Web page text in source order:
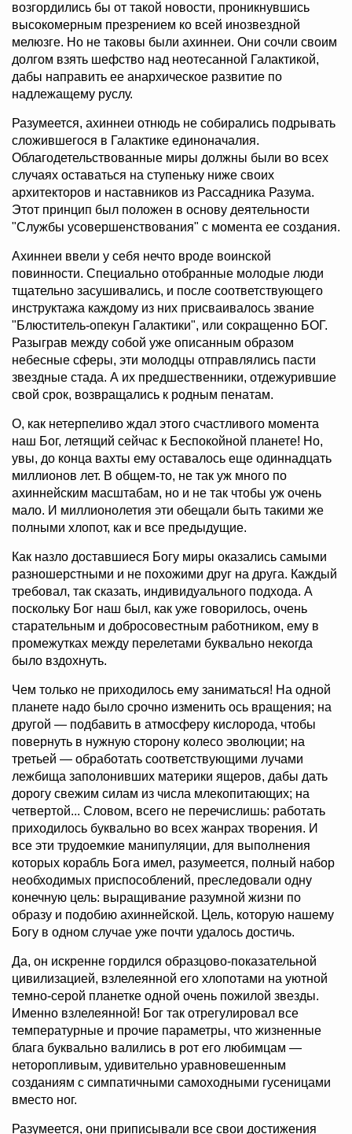
возгордились бы от такой новости, проникнувшись
высокомерным презрением ко всей инозвездной
мелюзге. Но не таковы были ахиннеи. Они сочли своим
долгом взять шефство над неотесанной Галактикой,
дабы направить ее анархическое развитие по
надлежащему руслу.
Разумеется, ахиннеи отнюдь не собирались подрывать
сложившегося в Галактике единоначалия.
Облагодетельствованные миры должны были во всех
случаях оставаться на ступеньку ниже своих
архитекторов и наставников из Рассадника Разума.
Этот принцип был положен в основу деятельности
"Службы усовершенствования" с момента ее создания.
Ахиннеи ввели у себя нечто вроде воинской
повинности. Специально отобранные молодые люди
тщательно засушивались, и после соответствующего
инструктажа каждому из них присваивалось звание
"Блюститель-опекун Галактики", или сокращенно БОГ.
Разыграв между собой уже описанным образом
небесные сферы, эти молодцы отправлялись пасти
звездные стада. А их предшественники, отдежурившие
свой срок, возвращались к родным пенатам.
О, как нетерпеливо ждал этого счастливого момента
наш Бог, летящий сейчас к Беспокойной планете! Но,
увы, до конца вахты ему оставалось еще одиннадцать
миллионов лет. В общем-то, не так уж много по
ахиннейским масштабам, но и не так чтобы уж очень
мало. И миллионолетия эти обещали быть такими же
полными хлопот, как и все предыдущие.
Как назло доставшиеся Богу миры оказались самыми
разношерстными и не похожими друг на друга. Каждый
требовал, так сказать, индивидуального подхода. А
поскольку Бог наш был, как уже говорилось, очень
старательным и добросовестным работником, ему в
промежутках между перелетами буквально некогда
было вздохнуть.
Чем только не приходилось ему заниматься! На одной
планете надо было срочно изменить ось вращения; на
другой — подбавить в атмосферу кислорода, чтобы
повернуть в нужную сторону колесо эволюции; на
третьей — обработать соответствующими лучами
лежбища заполонивших материки ящеров, дабы дать
дорогу свежим силам из числа млекопитающих; на
четвертой... Словом, всего не перечислишь: работать
приходилось буквально во всех жанрах творения. И
все эти трудоемкие манипуляции, для выполнения
которых корабль Бога имел, разумеется, полный набор
необходимых приспособлений, преследовали одну
конечную цель: выращивание разумной жизни по
образу и подобию ахиннейской. Цель, которую нашему
Богу в одном случае уже почти удалось достичь.
Да, он искренне гордился образцово-показательной
цивилизацией, взлелеянной его хлопотами на уютной
темно-серой планетке одной очень пожилой звезды.
Именно взлелеянной! Бог так отрегулировал все
температурные и прочие параметры, что жизненные
блага буквально валились в рот его любимцам —
неторопливым, удивительно уравновешенным
созданиям с симпатичными самоходными гусеницами
вместо ног.
Разумеется, они приписывали все свои достижения